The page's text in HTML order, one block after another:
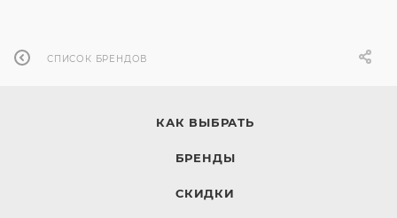
СПИСОК БРЕНДОВ
КАК ВЫБРАТЬ
БРЕНДЫ
СКИДКИ